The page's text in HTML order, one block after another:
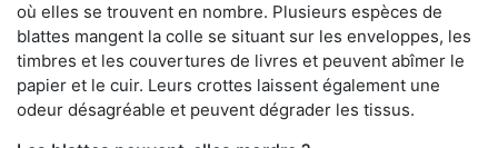
où elles se trouvent en nombre. Plusieurs espèces de
blattes mangent la colle se situant sur les enveloppes, les
timbres et les couvertures de livres et peuvent abîmer le
papier et le cuir. Leurs crottes laissent également une
odeur désagréable et peuvent dégrader les tissus.